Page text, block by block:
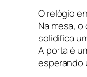
O relógio
Na mesa, o
solidifica
A porta é
esperando